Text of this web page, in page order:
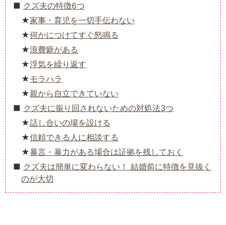
クズ夫の特徴6つ
家事・育児を一切手伝わない
何かにつけてすぐ怒鳴る
浪費癖がある
浮気を繰り返す
モラハラ
親から自立できていない
クズ夫に振り回されないための対処法3つ
話し合いの場を設ける
信頼できる人に相談する
暴言・暴力がある場合は証拠を残しておく
クズ夫は簡単に変わらない！ 結婚前に特徴を見抜く
のが大切